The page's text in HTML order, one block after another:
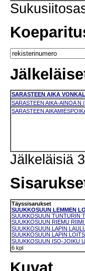
SARASTEEN AIKA
SARASTEEN AIKA-AINOA N
SARASTEEN
Jälkeläisiä
Täyssisarukset
SUUKKOSUUN LEMMEN
SUUKKOSUUN TUNTURIN
SUUKKOSUUN RIEMU
SUUKKOSUUN LAPIN
SUUKKOSUUN LAPIN
SUUKKOSUUN ISO-JOIKU
6 kpl